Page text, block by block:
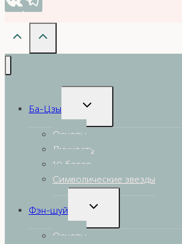
Ба-Цзы
Toggle
child
menu
Основы
Личность
10 богов
Символические звезды
Фэн-шуй
Toggle
child
menu
Основы